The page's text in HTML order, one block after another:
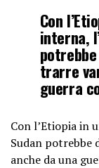
Con
interna,
trarre
guerra
Con l’Etiopia in
Sudan potrebbe
anche da una